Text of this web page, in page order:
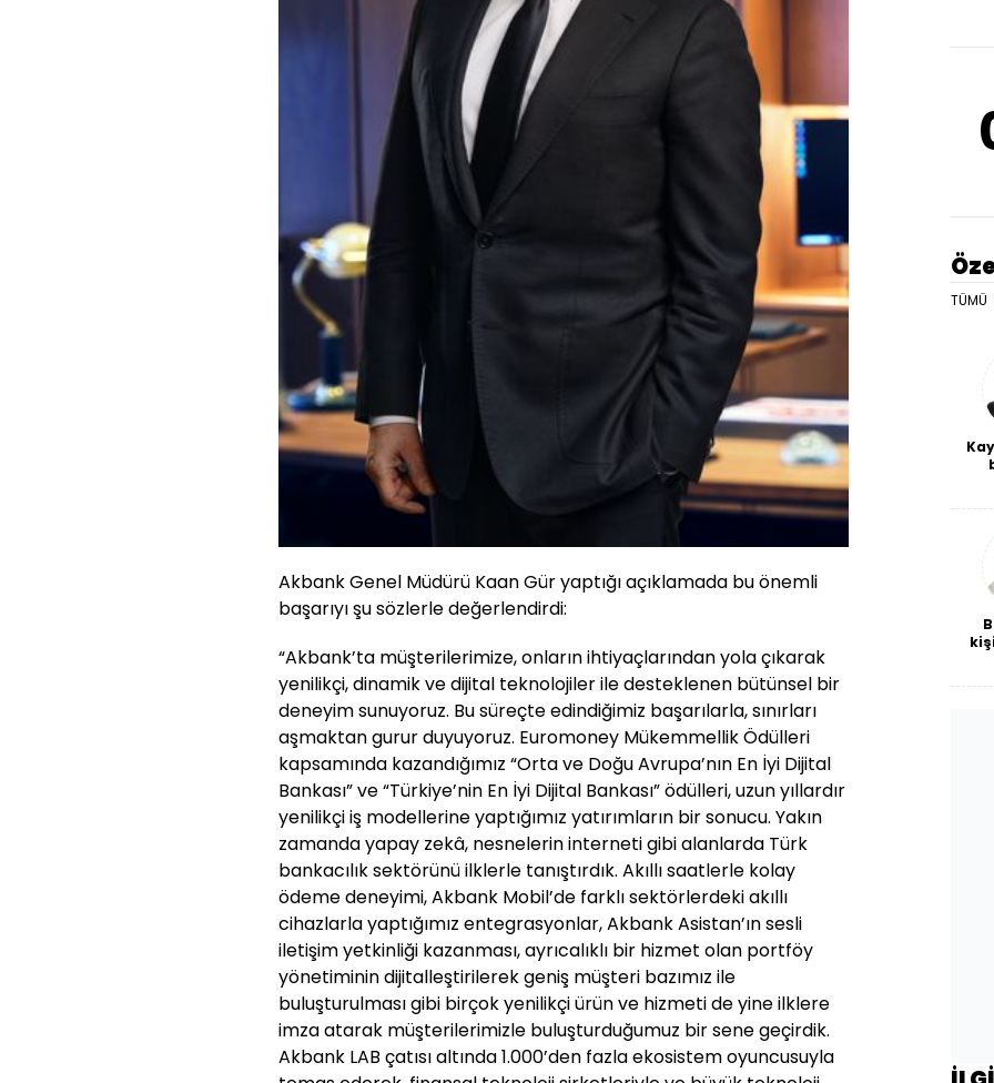
Akbank Genel Müdürü Kaan Gür yaptığı açıklamada bu önemli
başarıyı şu sözlerle değerlendirdi:
“Akbank’ta müşterilerimize, onların ihtiyaçlarından yola çıkarak
yenilikçi, dinamik ve dijital teknolojiler ile desteklenen bütünsel bir
deneyim sunuyoruz. Bu süreçte edindiğimiz başarılarla, sınırları
aşmaktan gurur duyuyoruz. Euromoney Mükemmellik Ödülleri
kapsamında kazandığımız “Orta ve Doğu Avrupa’nın En İyi Dijital
Bankası” ve “Türkiye’nin En İyi Dijital Bankası” ödülleri, uzun yıllardır
yenilikçi iş modellerine yaptığımız yatırımların bir sonucu. Yakın
zamanda yapay zekâ, nesnelerin interneti gibi alanlarda Türk
bankacılık sektörünü ilklerle tanıştırdık. Akıllı saatlerle kolay
ödeme deneyimi, Akbank Mobil’de farklı sektörlerdeki akıllı
cihazlarla yaptığımız entegrasyonlar, Akbank Asistan’ın sesli
iletişim yetkinliği kazanması, ayrıcalıklı bir hizmet olan portföy
yönetiminin dijitalleştirilerek geniş müşteri bazımız ile
buluşturulması gibi birçok yenilikçi ürün ve hizmeti de yine ilklere
imza atarak müşterilerimizle buluşturduğumuz bir sene geçirdik.
Akbank LAB çatısı altında 1.000’den fazla ekosistem oyuncusuyla
TÜMÜ